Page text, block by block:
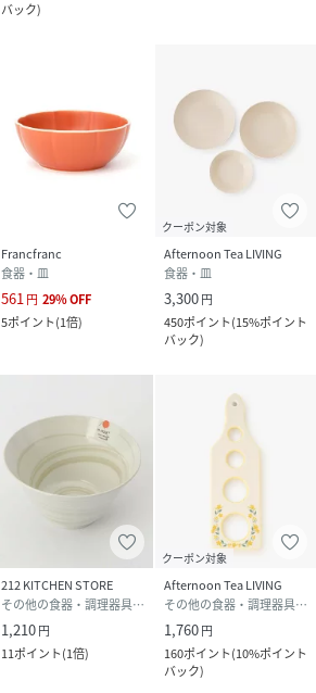
バック)
Francfranc
食器・皿
561円 29%OFF
5ポイント(1倍)
クーポン対象
Afternoon Tea LIVING
食器・皿
3,300円
450ポイント(15%ポイント
バック)
212 KITCHEN STORE
その他の食器・調理器具・キッチン用品
1,210円
11ポイント(1倍)
クーポン対象
Afternoon Tea LIVING
その他の食器・調理器具・キッチン用品
1,760円
160ポイント(10%ポイント
バック)